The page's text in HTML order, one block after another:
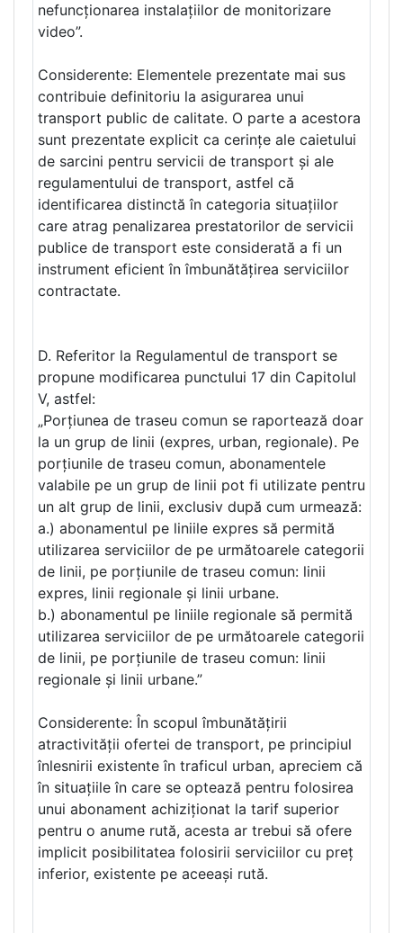
nefuncționarea instalațiilor de monitorizare
video”.
Considerente: Elementele prezentate mai sus
contribuie definitoriu la asigurarea unui
transport public de calitate. O parte a acestora
sunt prezentate explicit ca cerințe ale caietului
de sarcini pentru servicii de transport și ale
regulamentului de transport, astfel că
identificarea distinctă în categoria situațiilor
care atrag penalizarea prestatorilor de servicii
publice de transport este considerată a fi un
instrument eficient în îmbunătățirea serviciilor
contractate.
D. Referitor la Regulamentul de transport se
propune modificarea punctului 17 din Capitolul
V, astfel:
„Porțiunea de traseu comun se raportează doar
la un grup de linii (expres, urban, regionale). Pe
porțiunile de traseu comun, abonamentele
valabile pe un grup de linii pot fi utilizate pentru
un alt grup de linii, exclusiv după cum urmează:
a.) abonamentul pe liniile expres să permită
utilizarea serviciilor de pe următoarele categorii
de linii, pe porțiunile de traseu comun: linii
expres, linii regionale și linii urbane.
b.) abonamentul pe liniile regionale să permită
utilizarea serviciilor de pe următoarele categorii
de linii, pe porțiunile de traseu comun: linii
regionale și linii urbane.”
Considerente: În scopul îmbunătățirii
atractivității ofertei de transport, pe principiul
înlesnirii existente în traficul urban, apreciem că
în situațiile în care se optează pentru folosirea
unui abonament achiziționat la tarif superior
pentru o anume rută, acesta ar trebui să ofere
implicit posibilitatea folosirii serviciilor cu preț
inferior, existente pe aceeași rută.